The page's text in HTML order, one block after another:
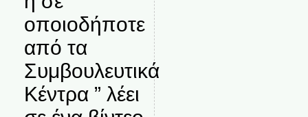
οποιοδήποτε
από τα
Συμβουλευτικά
Κέντρα ” λέει